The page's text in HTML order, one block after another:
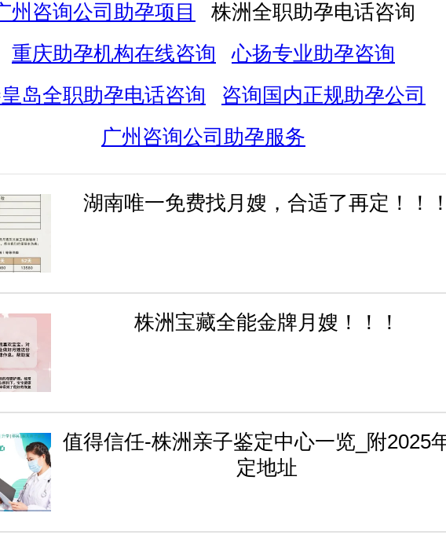
州咨询公司助孕项目
株洲全职助孕电话咨询
重庆助孕机构在线咨询
心扬专业助孕咨询
岛全职助孕电话咨询
咨询国内正规助孕公司
广州咨询公司助孕服务
湖南唯一免费找月嫂，合适了再定！！！
株洲宝藏全能金牌月嫂！！！
值得信任-株洲亲子鉴定中心一览_附2025
定地址